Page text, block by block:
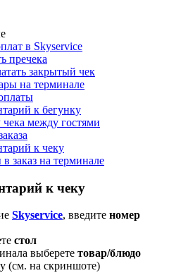
в Skyservice
пречека
закрытый чек
на терминале
к бегунку
между гостями
к чеку
заказ на терминале
к чеку
Skyservice, введите номер
стол
выберете товар/блюдо
(см. на скриншоте)